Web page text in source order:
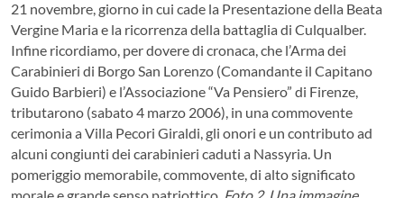
21 novembre, giorno in cui cade la Presentazione della Beata
Vergine Maria e la ricorrenza della battaglia di Culqualber.
Infine ricordiamo, per dovere di cronaca, che l’Arma dei
Carabinieri di Borgo San Lorenzo (Comandante il Capitano
Guido Barbieri) e l’Associazione “Va Pensiero” di Firenze,
tributarono (sabato 4 marzo 2006), in una commovente
cerimonia a Villa Pecori Giraldi, gli onori e un contributo ad
alcuni congiunti dei carabinieri caduti a Nassyria. Un
pomeriggio memorabile, commovente, di alto significato
morale e grande senso patriottico. Foto 2. Una immagine